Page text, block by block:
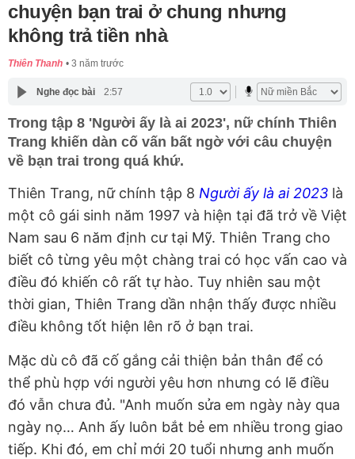
chuyện bạn trai ở chung nhưng
không trả tiền nhà
Thiên Thanh 3 năm trước
Nghe đọc bài 2:57
Trong tập 8 'Người ấy là ai 2023', nữ chính Thiên
Trang khiến dàn cố vấn bất ngờ với câu chuyện
về bạn trai trong quá khứ.
Thiên Trang, nữ chính tập 8 Người ấy là ai 2023 là
một cô gái sinh năm 1997 và hiện tại đã trở về Việt
Nam sau 6 năm định cư tại Mỹ. Thiên Trang cho
biết cô từng yêu một chàng trai có học vấn cao và
điều đó khiến cô rất tự hào. Tuy nhiên sau một
thời gian, Thiên Trang dần nhận thấy được nhiều
điều không tốt hiện lên rõ ở bạn trai.
Mặc dù cô đã cố gắng cải thiện bản thân để có
thể phù hợp với người yêu hơn nhưng có lẽ điều
đó vẫn chưa đủ. "Anh muốn sửa em ngày này qua
ngày nọ… Anh ấy luôn bắt bẻ em nhiều trong giao
tiếp. Khi đó, em chỉ mới 20 tuổi nhưng anh muốn